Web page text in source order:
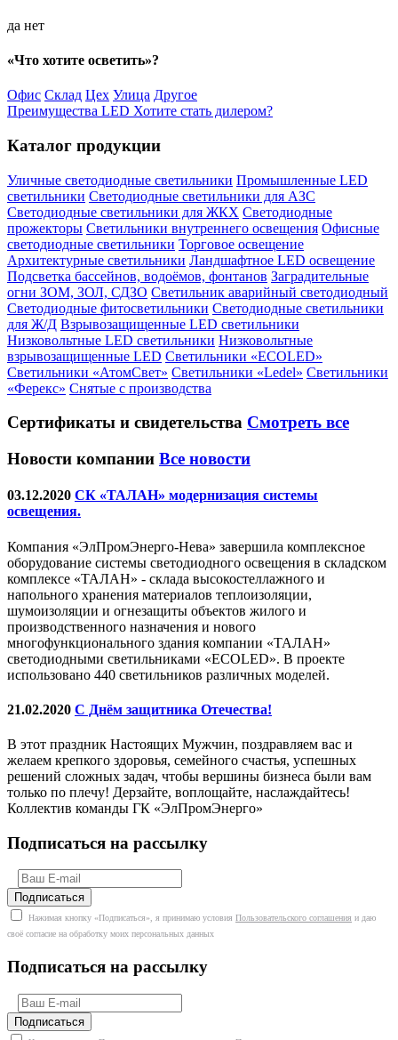
да нет
«Что хотите осветить»?
Офис Склад Цех Улица Другое
Преимущества LED Хотите стать дилером?
Каталог продукции
Уличные светодиодные светильники Промышленные LED
светильники Светодиодные светильники для АЗС
Светодиодные светильники для ЖКХ Светодиодные
прожекторы Светильники внутреннего освещения Офисные
светодиодные светильники Торговое освещение
Архитектурные светильники Ландшафтное LED освещение
Подсветка бассейнов, водоёмов, фонтанов Заградительные
огни ЗОМ, ЗОЛ, СДЗО Светильник аварийный светодиодный
Светодиодные фитосветильники Светодиодные светильники
для Ж/Д Взрывозащищенные LED светильники
Низковольтные LED светильники Низковольтные
взрывозащищенные LED Светильники «ECOLED»
Светильники «АтомСвет» Светильники «Ledel» Светильники
«Ферекс» Снятые с производства
Сертификаты и свидетельства Смотреть все
Новости компании Все новости
03.12.2020 СК «ТАЛАН» модернизация системы
освещения.
Компания «ЭлПромЭнерго-Нева» завершила комплексное
оборудование системы светодиодного освещения в складском
комплексе «ТАЛАН» - склада высокостеллажного и
напольного хранения материалов теплоизоляции,
шумоизоляции и огнезащиты объектов жилого и
производственного назначения и нового
многофункционального здания компании «ТАЛАН»
светодиодными светильниками «ECOLED». В проекте
использовано 440 светильников различных моделей.
21.02.2020 С Днём защитника Отечества!
В этот праздник Настоящих Мужчин, поздравляем вас и
желаем крепкого здоровья, семейного счастья, успешных
решений сложных задач, чтобы вершины бизнеса были вам
только по плечу! Дерзайте, воплощайте, наслаждайтесь!
Коллектив команды ГК «ЭлПромЭнерго»
Подписаться на рассылку
Нажимая кнопку «Подписаться», я принимаю условия Пользовательского соглашения и даю
своё согласие на обработку моих персональных данных
Подписаться на рассылку